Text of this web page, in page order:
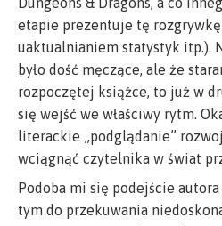
etapie prezentuje tę
uaktualnianiem statystyk itp.).
było dość męczące, ale że
rozpoczętej książce, to już w
się wejść we właściwy rytm.
literackie „podglądanie”
wciągnąć czytelnika w świat
Podoba mi się podejście
tym do przekuwania